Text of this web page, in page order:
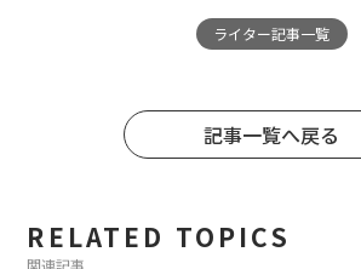
ライター記事一覧
記事一覧へ戻る
RELATED TOPICS